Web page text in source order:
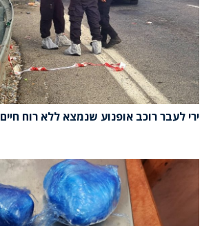
ירי לעבר רוכב אופנוע שנמצא ללא רוח חיים